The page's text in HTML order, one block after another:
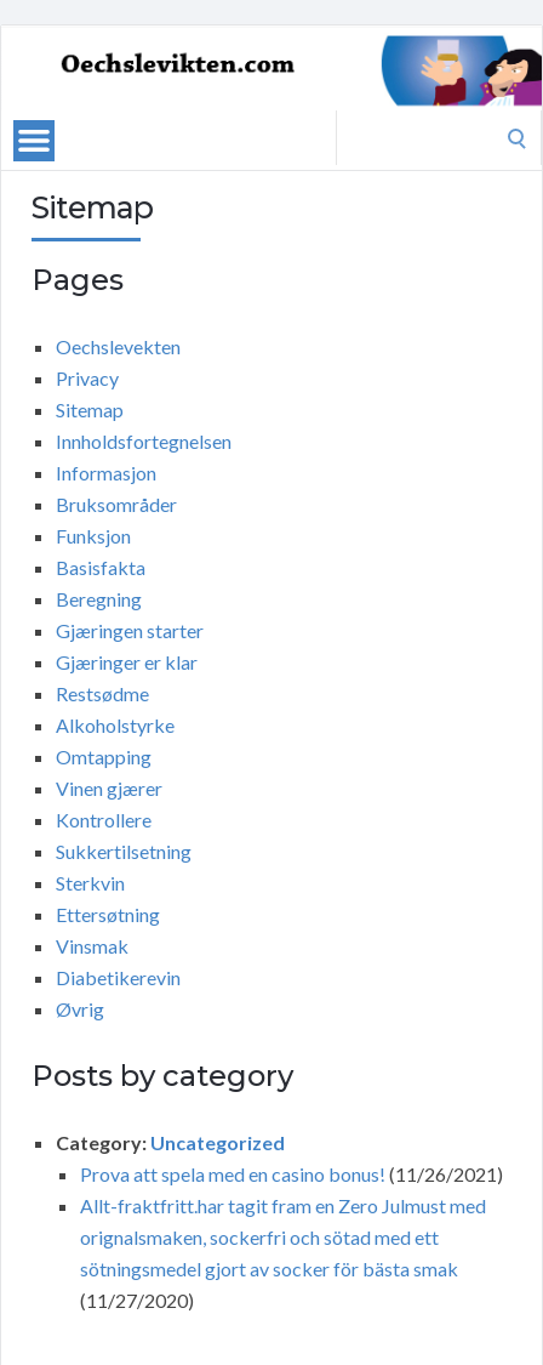
Sitemap
Pages
Oechslevekten
Privacy
Sitemap
Innholdsfortegnelsen
Informasjon
Bruksområder
Funksjon
Basisfakta
Beregning
Gjæringen starter
Gjæringer er klar
Restsødme
Alkoholstyrke
Omtapping
Vinen gjærer
Kontrollere
Sukkertilsetning
Sterkvin
Ettersøtning
Vinsmak
Diabetikerevin
Øvrig
Posts by category
Category: Uncategorized
Prova att spela med en casino bonus! (11/26/2021)
Allt-fraktfritt.har tagit fram en Zero Julmust med
orignalsmaken, sockerfri och sötad med ett
sötningsmedel gjort av socker för bästa smak
(11/27/2020)